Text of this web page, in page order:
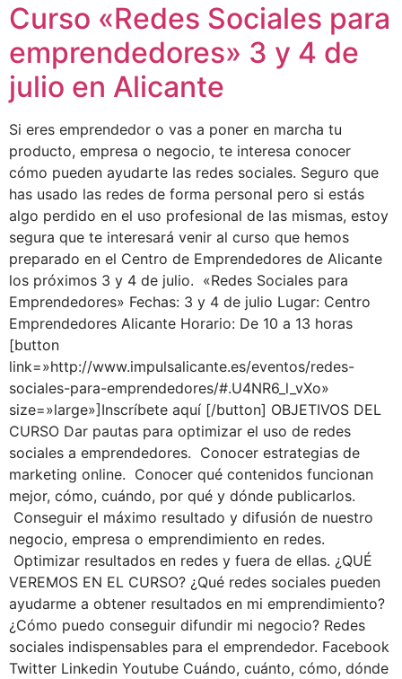
Curso «Redes Sociales para
emprendedores» 3 y 4 de
julio en Alicante
Si eres emprendedor o vas a poner en marcha tu
producto, empresa o negocio, te interesa conocer
cómo pueden ayudarte las redes sociales. Seguro que
has usado las redes de forma personal pero si estás
algo perdido en el uso profesional de las mismas, estoy
segura que te interesará venir al curso que hemos
preparado en el Centro de Emprendedores de Alicante
los próximos 3 y 4 de julio. «Redes Sociales para
Emprendedores» Fechas: 3 y 4 de julio Lugar: Centro
Emprendedores Alicante Horario: De 10 a 13 horas
[button
link=»http://www.impulsalicante.es/eventos/redes-
sociales-para-emprendedores/#.U4NR6_l_vXo»
size=»large»]Inscríbete aquí [/button] OBJETIVOS DEL
CURSO Dar pautas para optimizar el uso de redes
sociales a emprendedores. Conocer estrategias de
marketing online. Conocer qué contenidos funcionan
mejor, cómo, cuándo, por qué y dónde publicarlos.
Conseguir el máximo resultado y difusión de nuestro
negocio, empresa o emprendimiento en redes.
Optimizar resultados en redes y fuera de ellas. ¿QUÉ
VEREMOS EN EL CURSO? ¿Qué redes sociales pueden
ayudarme a obtener resultados en mi emprendimiento?
¿Cómo puedo conseguir difundir mi negocio? Redes
sociales indispensables para el emprendedor. Facebook
Twitter Linkedin Youtube Cuándo, cuánto, cómo, dónde